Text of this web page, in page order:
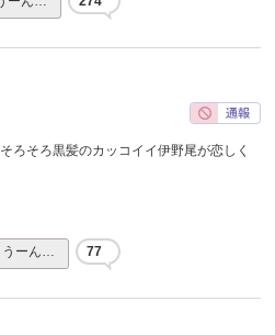
ろそろ黒髪のカッコイイ伊野尾が恋しく
うーん… 77